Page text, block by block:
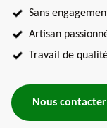
Sans
Artisan
Travail de
Nous contacter